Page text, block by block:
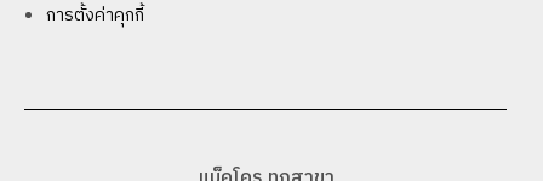
การตั้งค่าคุกกี้